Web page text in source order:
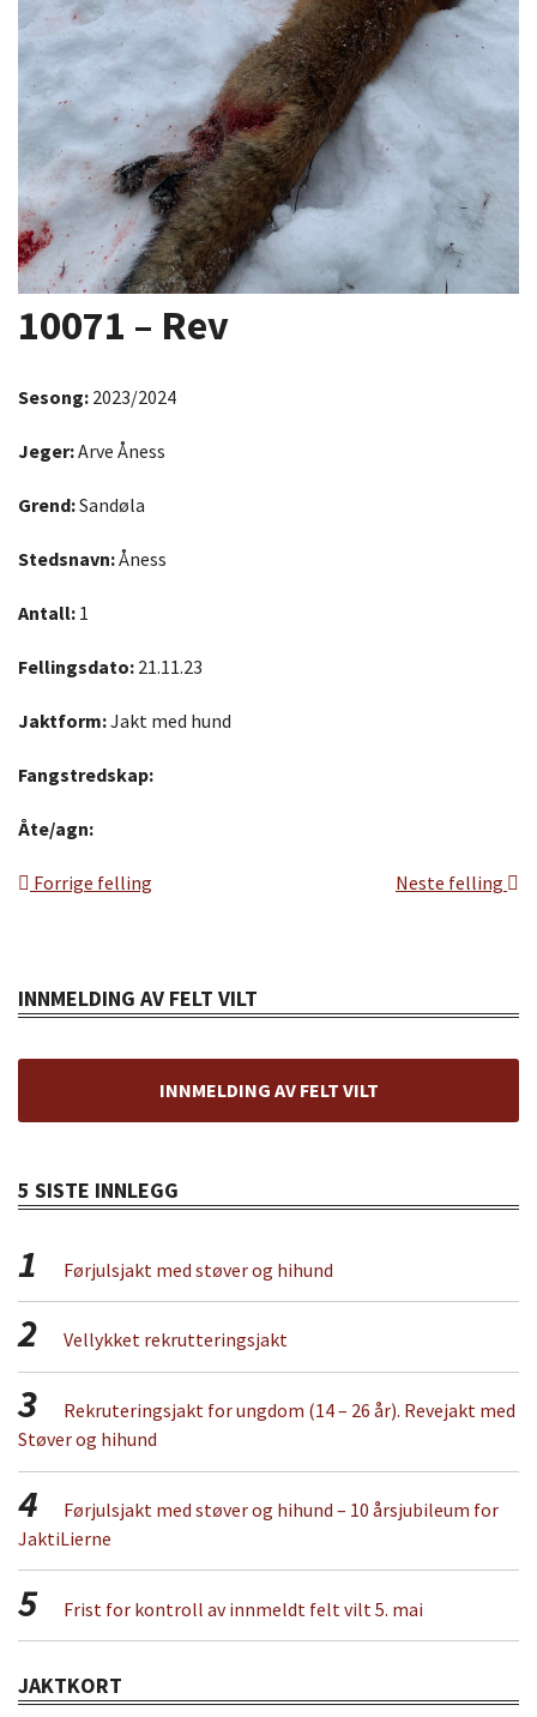
10071 – Rev
Sesong: 2023/2024
Jeger:Arve Åness
Grend:Sandøla
Stedsnavn:Åness
Antall: 1
Fellingsdato: 21.11.23
Jaktform:Jakt med hund
Fangstredskap:
Åte/agn:
Forrige felling Neste felling
INNMELDING AV FELT VILT
INNMELDING AV FELT VILT
5 SISTE INNLEGG
1 Førjulsjakt med støver og hihund
2 Vellykket rekrutteringsjakt
3
Rekruteringsjakt for ungdom (14 – 26 år). Revejakt med
Støver og hihund
4
Førjulsjakt med støver og hihund – 10 årsjubileum for
JaktiLierne
5 Frist for kontroll av innmeldt felt vilt 5. mai
JAKTKORT